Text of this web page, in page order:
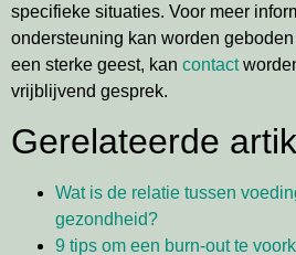
specifieke situaties. Voor meer
ondersteuning kan worden
een sterke geest, kan contact
vrijblijvend gesprek.
Gerelateerde
Wat is de relatie tussen
gezondheid?
9 tips om een burn-out te